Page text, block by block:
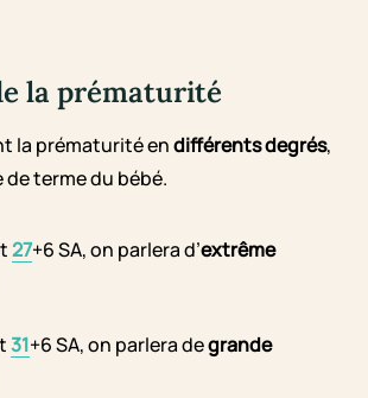
la prématurité
la prématurité endifférents degrés,
de terme du bébé.
27+6 SA, on parlera d’extrême
31+6 SA, on parlera degrande